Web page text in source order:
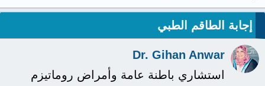
إجابة الطاقم الطبي
Dr. Gihan Anwar
استشاري باطنة عامة وأمراض روماتيزم